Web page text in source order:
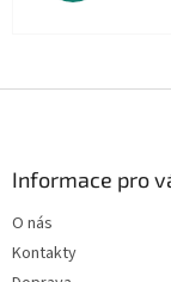
Informace pro
O nás
Kontakty